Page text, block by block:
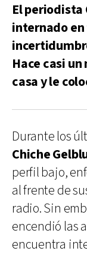
El periodista
internado
Hace casi
casa y le
Durante los
Chiche
perfil bajo,
al frente de
radio. Sin
encendió las
encuentra